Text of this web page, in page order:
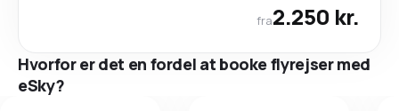
fra2.250 kr.
Hvorfor er det en fordel at booke flyrejser med
eSky?